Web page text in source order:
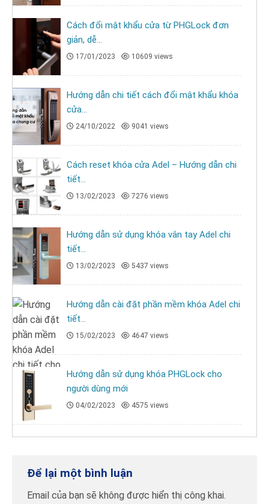
Cách đổi mật khẩu cửa từ PHGLock đơn
giản, dễ...
17/01/2023 10609 views
Hướng dẫn chi tiết cách đổi mật khẩu khóa
cửa...
24/10/2022 9041 views
Cách reset khóa cửa Adel – Hướng dẫn chi
tiết...
13/02/2023 7276 views
Hướng dẫn sử dụng khóa vân tay Adel chi
tiết...
13/02/2023 5437 views
Hướng dẫn cài đặt phần mềm khóa Adel chi
tiết...
15/02/2023 4647 views
Hướng dẫn sử dụng khóa PHGLock cho
người dùng mới
04/02/2023 4575 views
Để lại một bình luận
Email của bạn sẽ không được hiển thị công khai.